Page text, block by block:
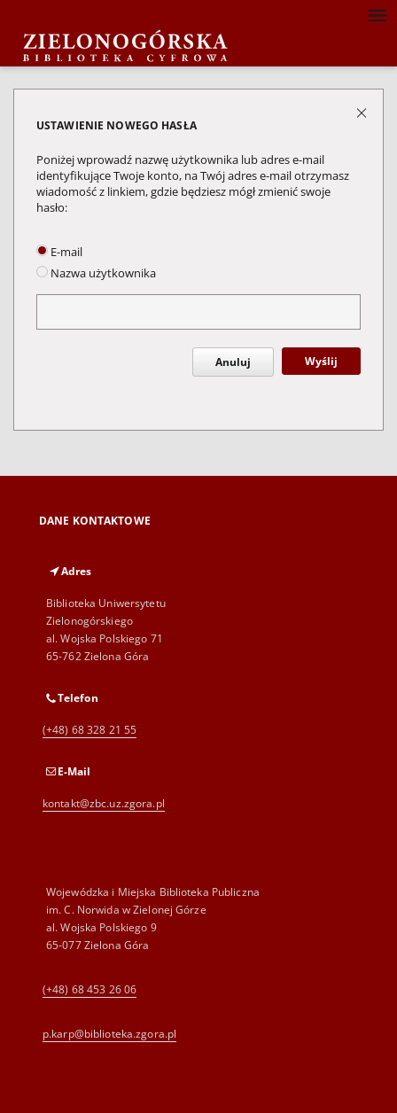
USTAWIENIE NOWEGO HASŁA
Poniżej wprowadź nazwę użytkownika lub adres e-mail
identyfikujące Twoje konto, na Twój adres e-mail otrzymasz
wiadomość z linkiem, gdzie będziesz mógł zmienić swoje
hasło:
E-mail
Nazwa użytkownika
Anuluj Wyślij
DANE KONTAKTOWE
Adres
Biblioteka Uniwersytetu
Zielonogórskiego
al. Wojska Polskiego 71
65-762 Zielona Góra
Telefon
(+48) 68 328 21 55
E-Mail
kontakt@zbc.uz.zgora.pl
Wojewódzka i Miejska Biblioteka Publiczna
im. C. Norwida w Zielonej Górze
al. Wojska Polskiego 9
65-077 Zielona Góra
(+48) 68 453 26 06
p.karp@biblioteka.zgora.pl